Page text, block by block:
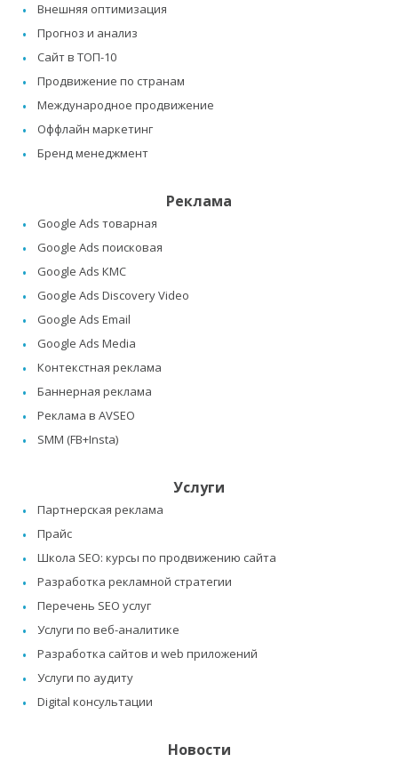
Внешняя оптимизация
Прогноз и анализ
Сайт в ТОП-10
Продвижение по странам
Международное продвижение
Оффлайн маркетинг
Бренд менеджмент
Реклама
Google Ads товарная
Google Ads поисковая
Google Ads КМС
Google Ads Discovery Video
Google Ads Email
Google Ads Media
Контекстная реклама
Баннерная реклама
Реклама в AVSEO
SMM (FB+Insta)
Услуги
Партнерская реклама
Прайс
Школа SEO: курсы по продвижению сайта
Разработка рекламной стратегии
Перечень SEO услуг
Услуги по веб-аналитике
Разработка сайтов и web приложений
Услуги по аудиту
Digital консультации
Новости